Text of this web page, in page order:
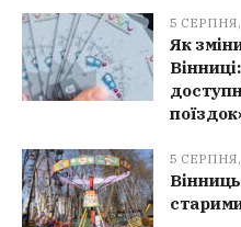
5 СЕРПНЯ,
Як
5 СЕРПНЯ,